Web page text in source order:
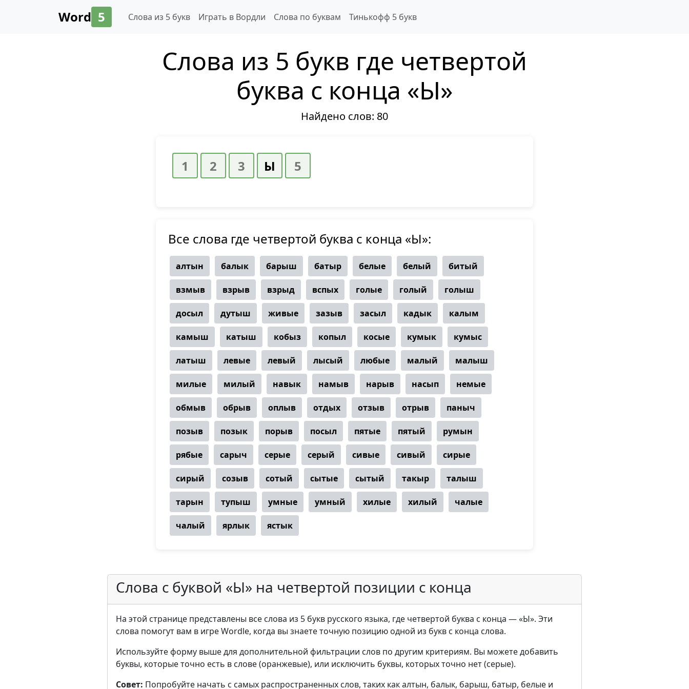
Word 5 Слова из 5 букв Играть в Вордли Слова по буквам Тинькофф 5 букв
Слова из 5 букв где четвертой
буква с конца «Ы»
Найдено слов: 80
Все слова где четвертой буква с конца «Ы»:
алтын балык барыш батыр белые белый битый
взмыв взрыв взрыд вспых голые голый голыш
досыл дутыш живые зазыв засыл кадык калым
камыш катыш кобыз копыл косые кумык кумыс
латыш левые левый лысый любые малый малыш
милые милый навык намыв нарыв насып немые
обмыв обрыв оплыв отдых отзыв отрыв паныч
позыв позык порыв посыл пятые пятый румын
рябые сарыч серые серый сивые сивый сирые
сирый созыв сотый сытые сытый такыр талыш
тарын тупыш умные умный хилые хилый чалые
чалый ярлык ястык
Слова с буквой «Ы» на четвертой позиции с конца
На этой странице представлены все слова из 5 букв русского языка, где четвертой буква с конца — «Ы». Эти
слова помогут вам в игре Wordle, когда вы знаете точную позицию одной из букв с конца слова.
Используйте форму выше для дополнительной фильтрации слов по другим критериям. Вы можете добавить
буквы, которые точно есть в слове (оранжевые), или исключить буквы, которых точно нет (серые).
Совет: Попробуйте начать с самых распространенных слов, таких как алтын, балык, барыш, батыр, белые и